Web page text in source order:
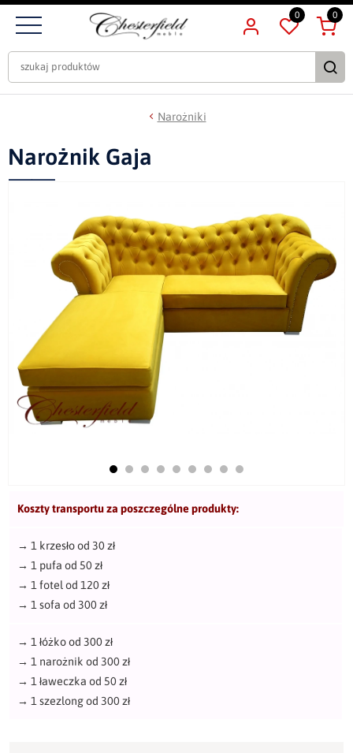
0 0
Narożniki
Narożnik Gaja
Koszty transportu za poszczególne produkty:
→ 1 krzesło od 30 zł
→ 1 pufa od 50 zł
→ 1 fotel od 120 zł
→ 1 sofa od 300 zł
→ 1 łóżko od 300 zł
→ 1 narożnik od 300 zł
→ 1 ławeczka od 50 zł
→ 1 szezlong od 300 zł